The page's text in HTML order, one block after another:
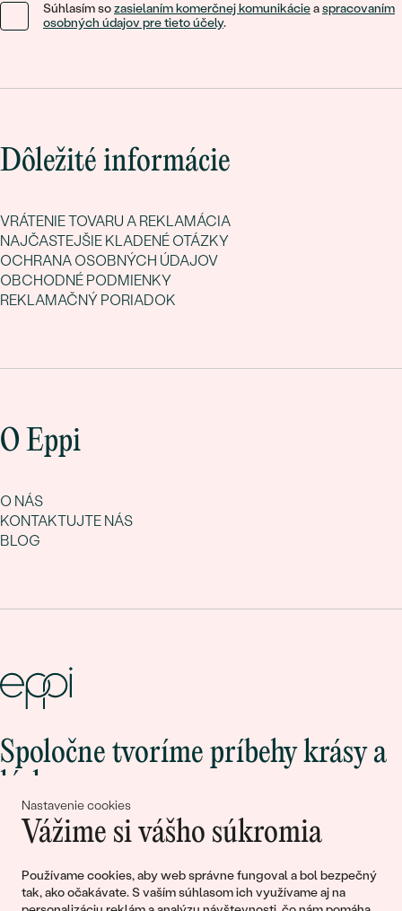
Nastavenie cookies
Vážime si vášho súkromia
Používame cookies, aby web správne fungoval a bol bezpečný
tak, ako očakávate. S vaším súhlasom ich využívame aj na
Súhlasím sozasielaním komerčnej komunikácieaspracovaním
osobných údajov pre tieto účely.
Dôležité informácie
VRÁTENIE TOVARU A REKLAMÁCIA
NAJČASTEJŠIE KLADENÉ OTÁZKY
OCHRANA OSOBNÝCH ÚDAJOV
OBCHODNÉ PODMIENKY
REKLAMAČNÝ PORIADOK
O Eppi
O NÁS
KONTAKTUJTE NÁS
BLOG
Spoločne tvoríme príbehy krásy a
lásky
Pripojte sa k nám!